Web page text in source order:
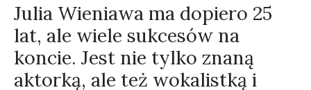
Julia Wieniawa ma dopiero 25
lat, ale wiele sukcesów na
koncie. Jest nie tylko znaną
aktorką, ale też wokalistką i